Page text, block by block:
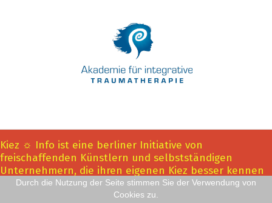
Durch die Nutzung der Seite stimmen Sie der Verwendung von
Cookies zu.
Kiez ☼ Info ist eine berliner Initiative von
freischaffenden Künstlern und selbstständigen
Unternehmern, die ihren eigenen Kiez besser kennen
lernen und vernetzen wollen. Inhaltlich
Verantwortlicher ist Robert Sester, Mediendesigner